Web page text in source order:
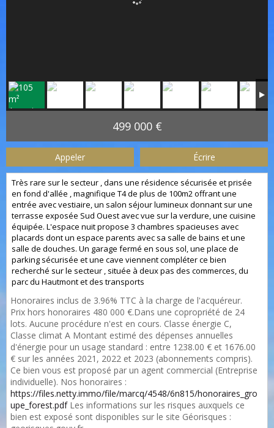
499 000 €
Appeler Écrire
Très rare sur le secteur , dans une résidence sécurisée et prisée
en fond d'allée , magnifique T4 de plus de 100m2 offrant une
entrée avec vestiaire, un salon séjour lumineux donnant sur une
terrasse exposée Sud Ouest avec vue sur la verdure, une cuisine
équipée. L'espace nuit propose 3 chambres spacieuses avec
placards dont un espace parents avec sa salle de bains et une
salle de douches. Un garage fermé en sous sol, une place de
parking sécurisée et une cave viennent compléter ce bien
recherché sur le secteur , située à deux pas des commerces, du
parc du Hautmont et des transports
Honoraires inclus de 3.96% TTC à la charge de l'acquéreur.
Prix hors honoraires 480 000 €.Dans une copropriété de 24
lots. Aucune procédure n'est en cours. Classe énergie C,
Classe climat A Montant estimé des dépenses annuelles
d'énergie pour un usage standard : entre 1238.00 € et 1676.00
€ sur les années 2021, 2022 et 2023 (abonnements compris).
Ce bien vous est proposé par un agent commercial (Entreprise
individuelle). Nos honoraires :
https://files.netty.immo/file/marcq/4548/6n815/honoraires_gro
upe_forest.pdfLes informations sur les risques auxquels ce
bien est exposé sont disponibles sur le site Géorisques :